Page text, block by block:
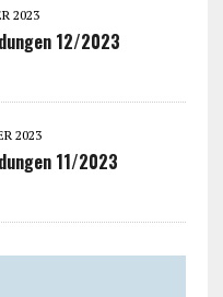
2023
12/2023
2023
11/2023